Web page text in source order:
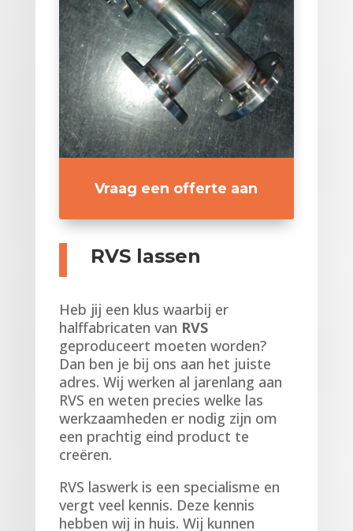
Vraag een offerte aan
RVS lassen
Heb jij een klus waarbij er
halffabricaten van RVS
geproduceert moeten worden?
Dan ben je bij ons aan het juiste
adres. Wij werken al jarenlang aan
RVS en weten precies welke las
werkzaamheden er nodig zijn om
een prachtig eind product te
creëren.
RVS laswerk is een specialisme en
vergt veel kennis. Deze kennis
hebben wij in huis. Wij kunnen